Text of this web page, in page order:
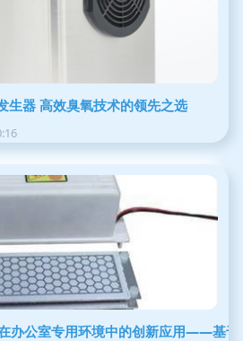
器 高效臭氧技术的领先之选
办公室专用环境中的创新应用——基于